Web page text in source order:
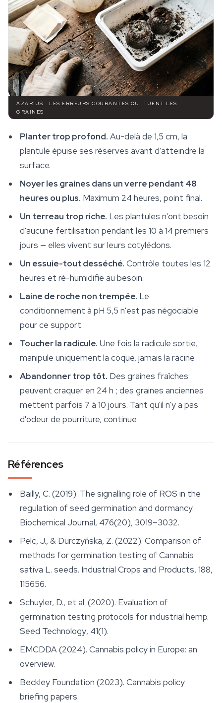
AZARIUS · LES ERREURS COURANTES QUI TUENT LES
GRAINES
Planter trop profond. Au-delà de 1,5 cm, la
plantule épuise ses réserves avant d'atteindre la
surface.
Noyer les graines dans un verre pendant 48
heures ou plus. Maximum 24 heures, point final.
Un terreau trop riche. Les plantules n'ont besoin
d'aucune fertilisation pendant les 10 à 14 premiers
jours — elles vivent sur leurs cotylédons.
Un essuie-tout desséché. Contrôle toutes les 12
heures et ré-humidifie au besoin.
Laine de roche non trempée. Le
conditionnement à pH 5,5 n'est pas négociable
pour ce support.
Toucher la radicule. Une fois la radicule sortie,
manipule uniquement la coque, jamais la racine.
Abandonner trop tôt. Des graines fraîches
peuvent craquer en 24 h ; des graines anciennes
mettent parfois 7 à 10 jours. Tant qu'il n'y a pas
d'odeur de pourriture, continue.
Références
Bailly, C. (2019). The signalling role of ROS in the
regulation of seed germination and dormancy.
Biochemical Journal, 476(20), 3019–3032.
Pelc, J., & Durczyńska, Z. (2022). Comparison of
methods for germination testing of Cannabis
sativa L. seeds. Industrial Crops and Products, 188,
115656.
Schuyler, D., et al. (2020). Evaluation of
germination testing protocols for industrial hemp.
Seed Technology, 41(1).
EMCDDA (2024). Cannabis policy in Europe: an
overview.
Beckley Foundation (2023). Cannabis policy
briefing papers.